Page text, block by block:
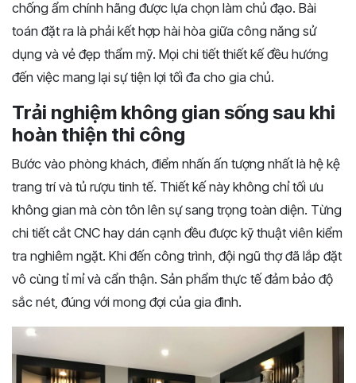
chống ẩm chính hãng được lựa chọn làm chủ đạo. Bài
toán đặt ra là phải kết hợp hài hòa giữa công năng sử
dụng và vẻ đẹp thẩm mỹ. Mọi chi tiết thiết kế đều hướng
đến việc mang lại sự tiện lợi tối đa cho gia chủ.
Trải nghiệm không gian sống sau khi
hoàn thiện thi công
Bước vào phòng khách, điểm nhấn ấn tượng nhất là hệ kệ
trang trí và tủ rượu tinh tế. Thiết kế này không chỉ tối ưu
không gian mà còn tôn lên sự sang trọng toàn diện. Từng
chi tiết cắt CNC hay dán cạnh đều được kỹ thuật viên kiểm
tra nghiêm ngặt. Khi đến công trình, đội ngũ thợ đã lắp đặt
vô cùng tỉ mỉ và cẩn thận. Sản phẩm thực tế đảm bảo độ
sắc nét, đúng với mong đợi của gia đình.